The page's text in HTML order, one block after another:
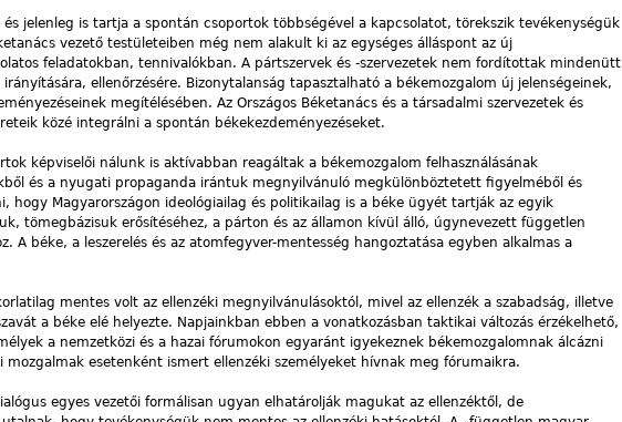
és jelenleg is tartja a spontán csoportok többségével a kapcsolatot, törekszik tevékenységük
vezető testületeiben még nem alakult ki az egységes álláspont az új
feladatokban, tennivalókban. A pártszervek és -szervezetek nem fordítottak mindenütt
ellenőrzésére. Bizonytalanság tapasztalható a békemozgalom új jelenségeinek,
megítélésében. Az Országos Béketanács és a társadalmi szervezetek és
közé integrálni a spontán békekezdeményezéseket.
képviselői nálunk is aktívabban reagáltak a békemozgalom felhasználásának
és a nyugati propaganda irántuk megnyilvánuló megkülönböztetett figyelméből és
hogy Magyarországon ideológiailag és politikailag is a béke ügyét tartják az egyik
tömegbázisuk erősítéséhez, a párton és az államon kívül álló, úgynevezett független
A béke, a leszerelés és az atomfegyver-mentesség hangoztatása egyben alkalmas a
mentes volt az ellenzéki megnyilvánulásoktól, mivel az ellenzék a szabadság, illetve
a béke elé helyezte. Napjainkban ebben a vonatkozásban taktikai változás érzékelhető,
a nemzetközi és a hazai fórumokon egyaránt igyekeznek békemozgalomnak álcázni
esetenként ismert ellenzéki személyeket hívnak meg fórumaikra.
egyes vezetői formálisan ugyan elhatárolják magukat az ellenzéktől, de